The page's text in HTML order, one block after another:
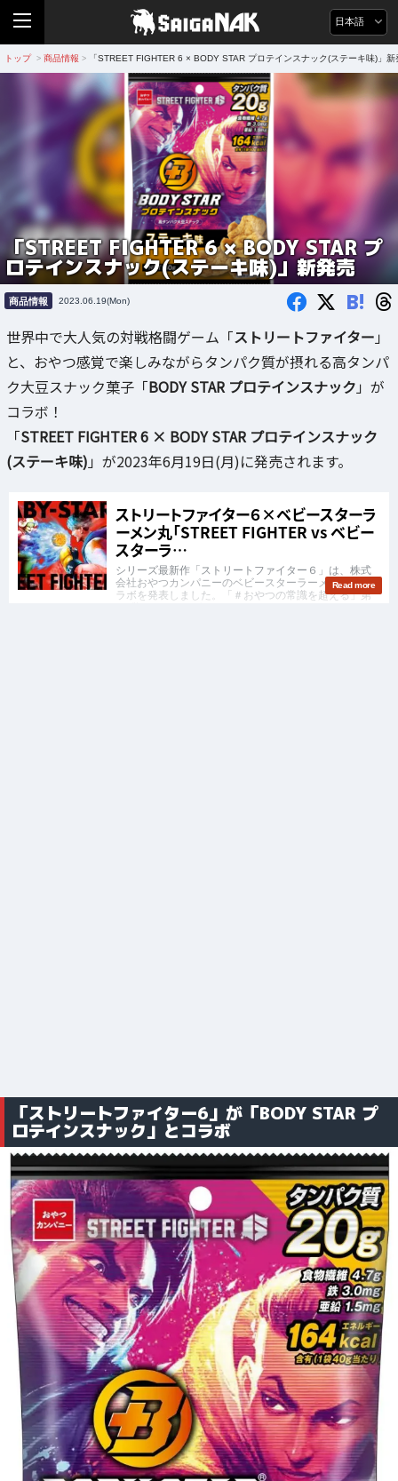
日本語
トップ > 商品情報 > 「STREET FIGHTER 6 × BODY STAR プロテインスナック(ステーキ味)」新
「STREET FIGHTER 6 × BODY STAR プ
ロテインスナック(ステーキ味)」新発売
商品情報 2023.06.19(Mon) B!
世界中で大人気の対戦格闘ゲーム「ストリートファイター 」
と、おやつ感覚で楽しみながらタンパク質が摂れる高タンパ
ク大豆スナック菓子「BODY STAR プロテインスナック 」が
コラボ！
「STREET FIGHTER 6 × BODY STAR プロテインスナック
(ステーキ味) 」が2023年6月19日(月)に発売されます。
「ストリートファイター6」が「BODY STAR プ
ロテインスナック」とコラボ